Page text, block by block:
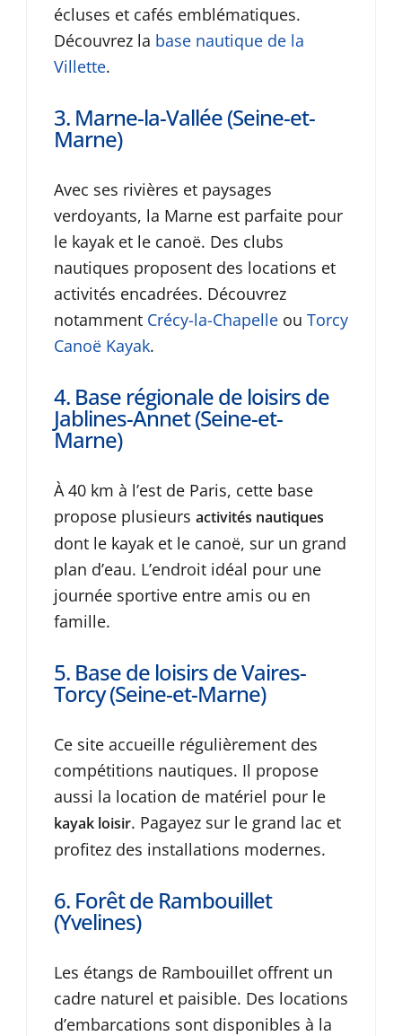
écluses et cafés emblématiques.
Découvrez la base nautique de la
Villette.
3. Marne-la-Vallée (Seine-et-
Marne)
Avec ses rivières et paysages
verdoyants, la Marne est parfaite pour
le kayak et le canoë. Des clubs
nautiques proposent des locations et
activités encadrées. Découvrez
notamment Crécy-la-Chapelle ou Torcy
Canoë Kayak.
4. Base régionale de loisirs de
Jablines-Annet (Seine-et-
Marne)
À 40 km à l’est de Paris, cette base
propose plusieurs activités nautiques
dont le kayak et le canoë, sur un grand
plan d’eau. L’endroit idéal pour une
journée sportive entre amis ou en
famille.
5. Base de loisirs de Vaires-
Torcy (Seine-et-Marne)
Ce site accueille régulièrement des
compétitions nautiques. Il propose
aussi la location de matériel pour le
kayak loisir. Pagayez sur le grand lac et
profitez des installations modernes.
6. Forêt de Rambouillet
(Yvelines)
Les étangs de Rambouillet offrent un
cadre naturel et paisible. Des locations
d’embarcations sont disponibles à la